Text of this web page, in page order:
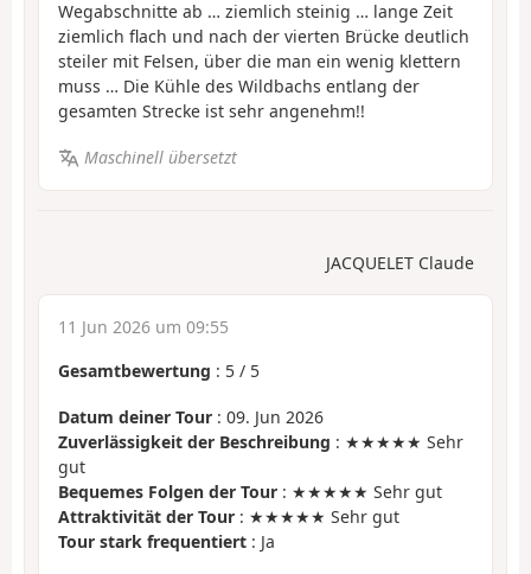
Wegabschnitte ab … ziemlich steinig … lange Zeit
ziemlich flach und nach der vierten Brücke deutlich
steiler mit Felsen, über die man ein wenig klettern
muss … Die Kühle des Wildbachs entlang der
gesamten Strecke ist sehr angenehm!!
Maschinell übersetzt
JACQUELET Claude
11 Jun 2026 um 09:55
Gesamtbewertung : 5 / 5
Datum deiner Tour : 09. Jun 2026
Zuverlässigkeit der Beschreibung : ★★★★★ Sehr
gut
Bequemes Folgen der Tour : ★★★★★ Sehr gut
Attraktivität der Tour : ★★★★★ Sehr gut
Tour stark frequentiert : Ja